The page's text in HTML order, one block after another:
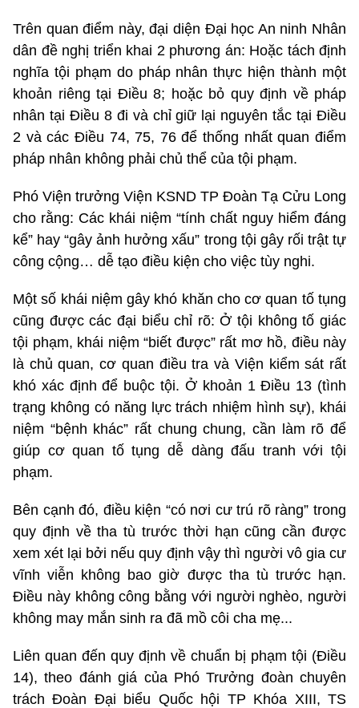
Trên quan điểm này, đại diện Đại học An ninh Nhân
dân đề nghị triển khai 2 phương án: Hoặc tách định
nghĩa tội phạm do pháp nhân thực hiện thành một
khoản riêng tại Điều 8; hoặc bỏ quy định về pháp
nhân tại Điều 8 đi và chỉ giữ lại nguyên tắc tại Điều
2 và các Điều 74, 75, 76 để thống nhất quan điểm
pháp nhân không phải chủ thể của tội phạm.
Phó Viện trưởng Viện KSND TP Đoàn Tạ Cửu Long
cho rằng: Các khái niệm “tính chất nguy hiểm đáng
kể” hay “gây ảnh hưởng xấu” trong tội gây rối trật tự
công cộng… dễ tạo điều kiện cho việc tùy nghi.
Một số khái niệm gây khó khăn cho cơ quan tố tụng
cũng được các đại biểu chỉ rõ: Ở tội không tố giác
tội phạm, khái niệm “biết được” rất mơ hồ, điều này
là chủ quan, cơ quan điều tra và Viện kiểm sát rất
khó xác định để buộc tội. Ở khoản 1 Điều 13 (tình
trạng không có năng lực trách nhiệm hình sự), khái
niệm “bệnh khác” rất chung chung, cần làm rõ để
giúp cơ quan tố tụng dễ dàng đấu tranh với tội
phạm.
Bên cạnh đó, điều kiện “có nơi cư trú rõ ràng” trong
quy định về tha tù trước thời hạn cũng cần được
xem xét lại bởi nếu quy định vậy thì người vô gia cư
vĩnh viễn không bao giờ được tha tù trước hạn.
Điều này không công bằng với người nghèo, người
không may mắn sinh ra đã mồ côi cha mẹ...
Liên quan đến quy định về chuẩn bị phạm tội (Điều
14), theo đánh giá của Phó Trưởng đoàn chuyên
trách Đoàn Đại biểu Quốc hội TP Khóa XIII, TS